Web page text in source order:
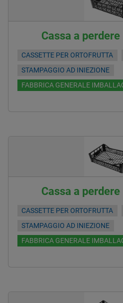
Cassa a
CASSETTE PER ORTOFRUTTA
STAMPAGGIO AD INIEZIONE
FABBRICA GENERALE
Cassa a
CASSETTE PER ORTOFRUTTA
STAMPAGGIO AD INIEZIONE
FABBRICA GENERALE